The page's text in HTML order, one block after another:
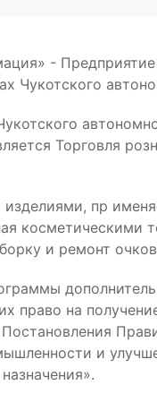
-
Чукотского
Торговля
пр
и ремонт
право на
и